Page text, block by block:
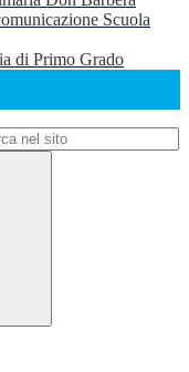
Scuola
di Primo Grado